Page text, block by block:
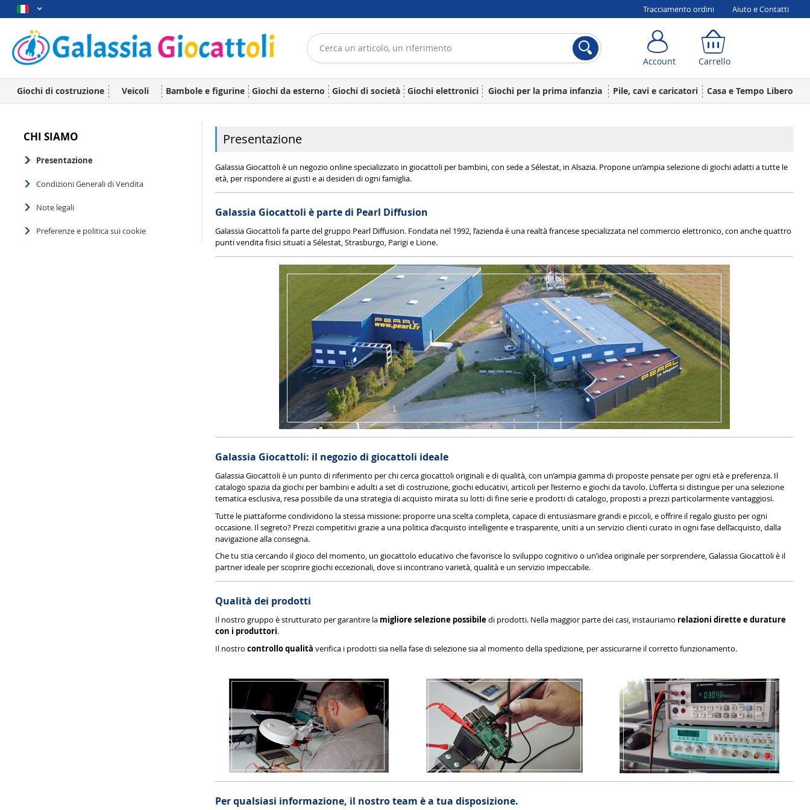
Tracciamento ordini Aiuto e Contatti
Account Carrello
Giochi di costruzione Veicoli Bambole e figurine Giochi da esterno Giochi di società Giochi elettronici Giochi per la prima infanzia Pile, cavi e caricatori Casa e Tempo Libero
CHI SIAMO
Presentazione
Condizioni Generali di Vendita
Note legali
Preferenze e politica sui cookie
Presentazione
Galassia Giocattoli è un negozio online specializzato in giocattoli per bambini, con sede a Sélestat, in Alsazia. Propone un’ampia selezione di giochi adatti a tutte le
età, per rispondere ai gusti e ai desideri di ogni famiglia.
Galassia Giocattoli è parte di Pearl Diffusion
Galassia Giocattoli fa parte del gruppo Pearl Diffusion. Fondata nel 1992, l’azienda è una realtà francese specializzata nel commercio elettronico, con anche quattro
punti vendita fisici situati a Sélestat, Strasburgo, Parigi e Lione.
Galassia Giocattoli: il negozio di giocattoli ideale
Galassia Giocattoli è un punto di riferimento per chi cerca giocattoli originali e di qualità, con un’ampia gamma di proposte pensate per ogni età e preferenza. Il
catalogo spazia da giochi per bambini e adulti a set di costruzione, giochi educativi, articoli per l’esterno e giochi da tavolo. L’offerta si distingue per una selezione
tematica esclusiva, resa possibile da una strategia di acquisto mirata su lotti di fine serie e prodotti di catalogo, proposti a prezzi particolarmente vantaggiosi.
Tutte le piattaforme condividono la stessa missione: proporre una scelta completa, capace di entusiasmare grandi e piccoli, e offrire il regalo giusto per ogni
occasione. Il segreto? Prezzi competitivi grazie a una politica d’acquisto intelligente e trasparente, uniti a un servizio clienti curato in ogni fase dell’acquisto, dalla
navigazione alla consegna.
Che tu stia cercando il gioco del momento, un giocattolo educativo che favorisce lo sviluppo cognitivo o un’idea originale per sorprendere, Galassia Giocattoli è il
partner ideale per scoprire giochi eccezionali, dove si incontrano varietà, qualità e un servizio impeccabile.
Qualità dei prodotti
Il nostro gruppo è strutturato per garantire la migliore selezione possibiledi prodotti. Nella maggior parte dei casi, instauriamo relazioni dirette e durature
con i produttori.
Il nostrocontrollo qualità verifica i prodotti sia nella fase di selezione sia al momento della spedizione, per assicurarne il corretto funzionamento.
Per qualsiasi informazione, il nostro team è a tua disposizione.
Account Carrello